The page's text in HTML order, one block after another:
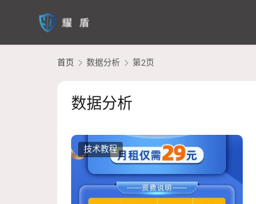
首页 数据分析 第2页
数据分析
技术教程